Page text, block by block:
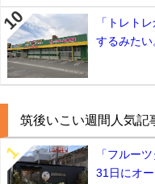
「トレト
するみたい
筑後いこい週間人気記
「フルー
31日にオ